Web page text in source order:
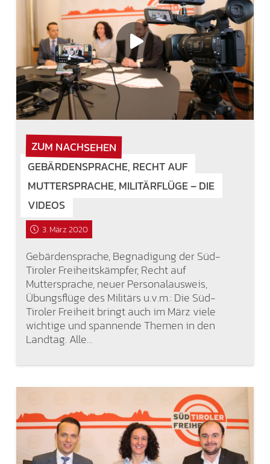
ZUM NACHSEHEN
GEBÄRDENSPRACHE, RECHT AUF
MUTTERSPRACHE, MILITÄRFLÜGE – DIE
VIDEOS
3. März 2020
Gebärdensprache, Begnadigung der Süd-
Tiroler Freiheitskämpfer, Recht auf
Muttersprache, neuer Personalausweis,
Übungsflüge des Militärs u.v.m.: Die Süd-
Tiroler Freiheit bringt auch im März viele
wichtige und spannende Themen in den
Landtag. Alle…